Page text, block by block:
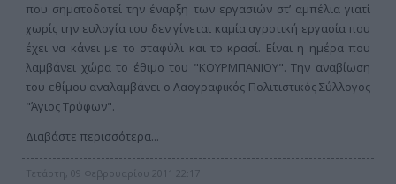
που σηματοδοτεί την έναρξη των εργασιών στ’ αμπέλια γιατί
χωρίς την ευλογία του δεν γίνεται καμία αγροτική εργασία που
έχει να κάνει με το σταφύλι και το κρασί. Είναι η ημέρα που
λαμβάνει χώρα το έθιμο του "ΚΟΥΡΜΠΑΝΙΟΥ". Την αναβίωση
του εθίμου αναλαμβάνει ο Λαογραφικός Πολιτιστικός Σύλλογος
"Άγιος Τρύφων".
Διαβάστε περισσότερα...
Τετάρτη, 09 Φεβρουαρίου 2011 22:17